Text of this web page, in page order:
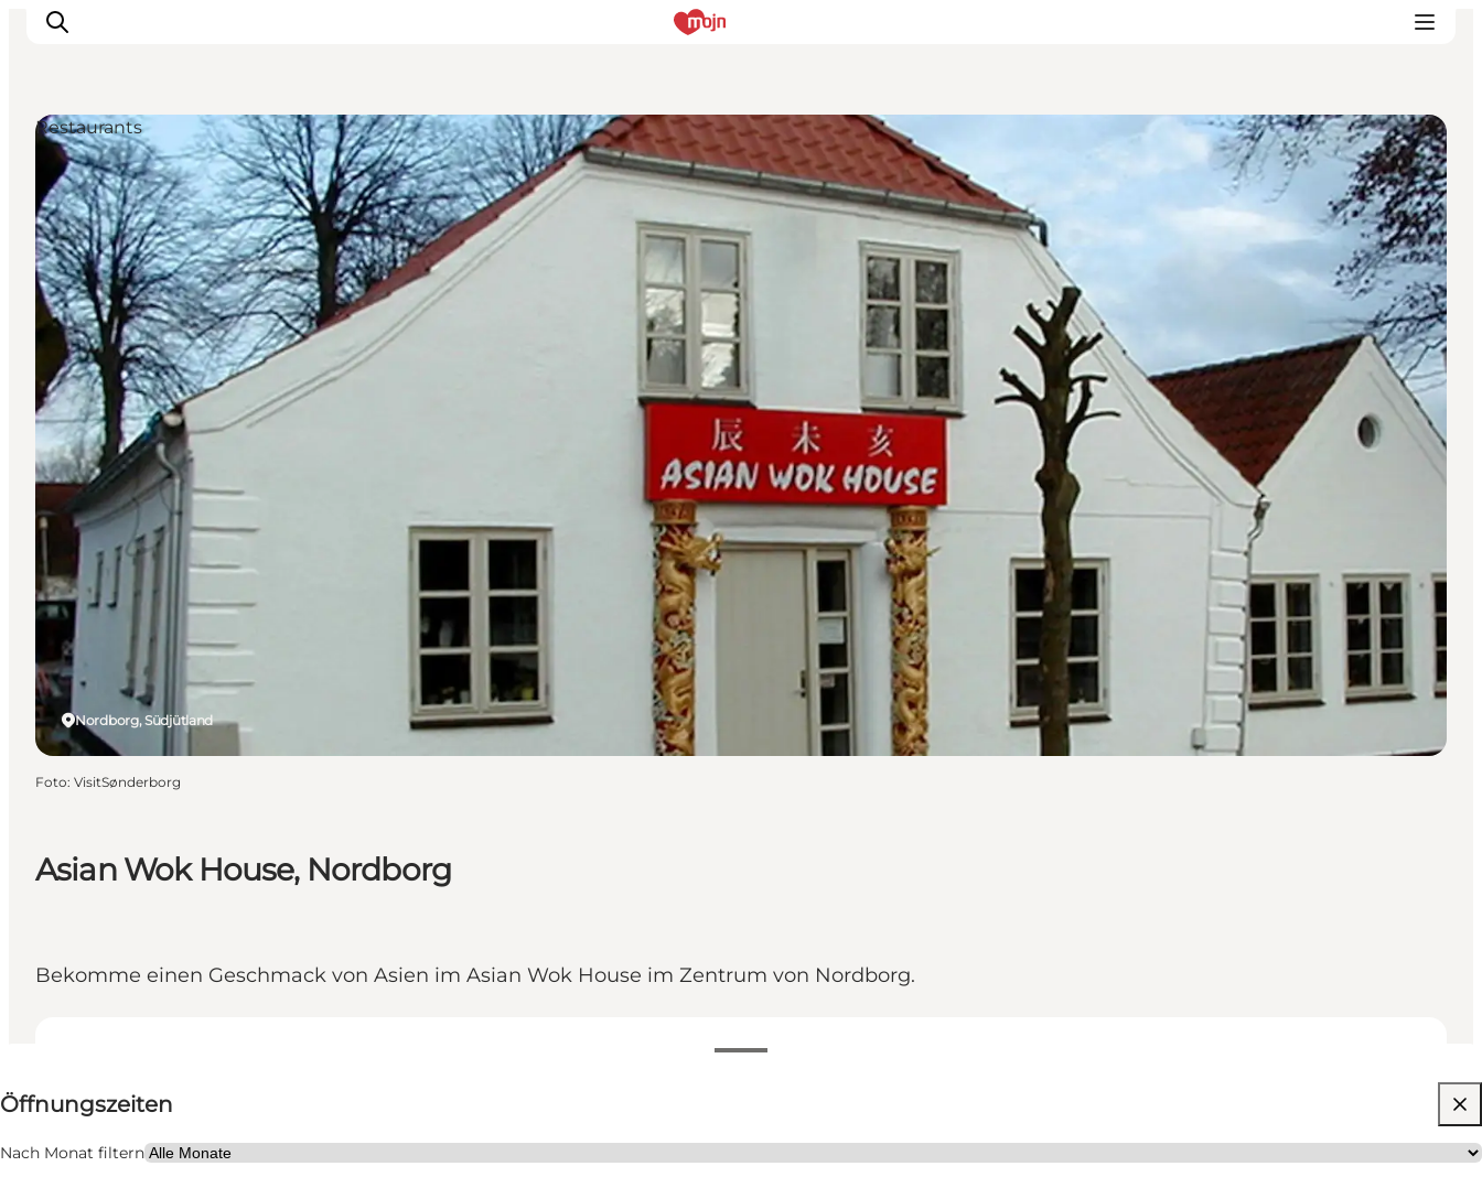
Erlebnisse
Städte und Regionen
Events
Übernachtung
Plane deine Reise
Booking
Asian Wok House, Nordborg
Bekomme einen Geschmack von Asien im Asian Wok House im Zentrum von Nordborg.
Öffnungszeiten
Nach Monat filtern
Website besuchen
Kinder, Freunde, Mein Partner, Mir selbst
Nordborg, Südjütland
Restaurants
Foto: VisitSønderborg